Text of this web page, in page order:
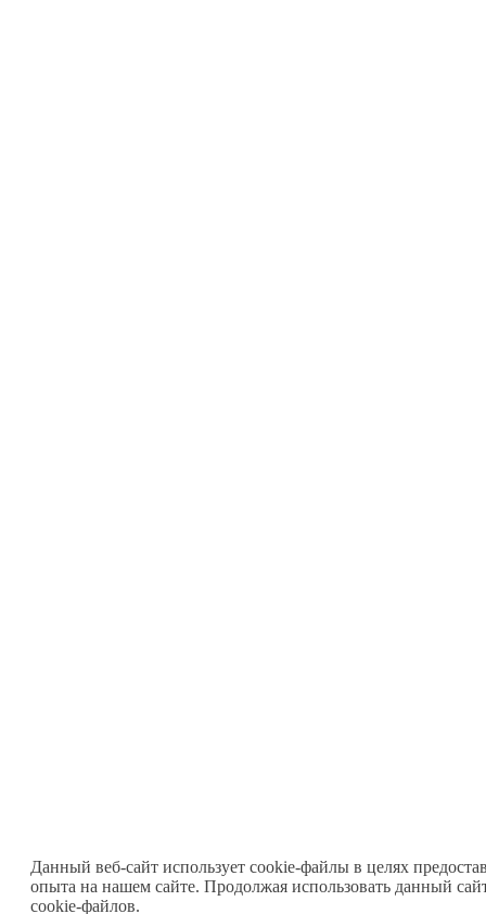
Данный веб-сайт использует cookie-файлы в целях
опыта на нашем сайте. Продолжая использовать данный
cookie-файлов.